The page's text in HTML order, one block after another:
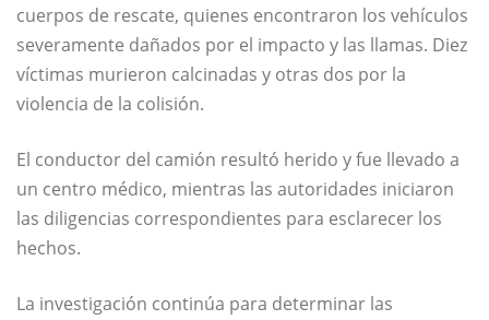
cuerpos de rescate, quienes encontraron los vehículos
severamente dañados por el impacto y las llamas. Diez
víctimas murieron calcinadas y otras dos por la
violencia de la colisión.
El conductor del camión resultó herido y fue llevado a
un centro médico, mientras las autoridades iniciaron
las diligencias correspondientes para esclarecer los
hechos.
La investigación continúa para determinar las